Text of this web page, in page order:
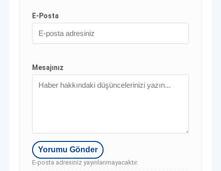
E-Posta
Mesajınız
E-posta adresiniz yayınlanmayacaktır.